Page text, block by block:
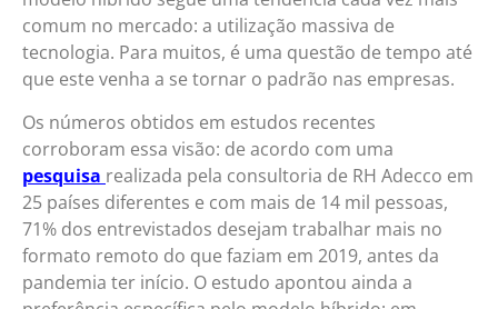
comum no mercado: a utilização massiva de
tecnologia. Para muitos, é uma questão de tempo até
que este venha a se tornar o padrão nas empresas.
Os números obtidos em estudos recentes
corroboram essa visão: de acordo com uma
pesquisa realizada pela consultoria de RH Adecco em
25 países diferentes e com mais de 14 mil pessoas,
71% dos entrevistados desejam trabalhar mais no
formato remoto do que faziam em 2019, antes da
pandemia ter início. O estudo apontou ainda a